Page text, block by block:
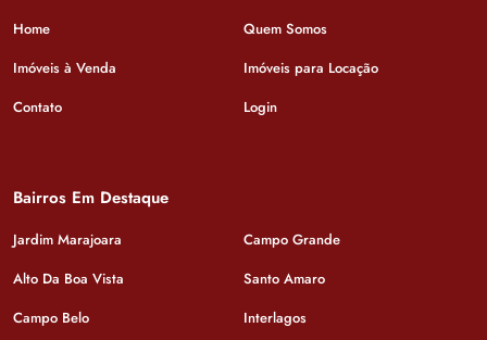
Home
Quem Somos
Imóveis à Venda
Imóveis para Locação
Contato
Login
Bairros Em Destaque
Jardim Marajoara
Campo Grande
Alto Da Boa Vista
Santo Amaro
Campo Belo
Interlagos